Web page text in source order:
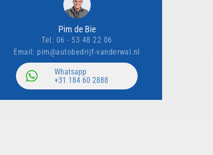
Pim de Bie
Tel: 06 - 53 48 22 06
Email: pim@autobedrijf-vanderwal.nl
Whatsapp
+31 184 60 2888